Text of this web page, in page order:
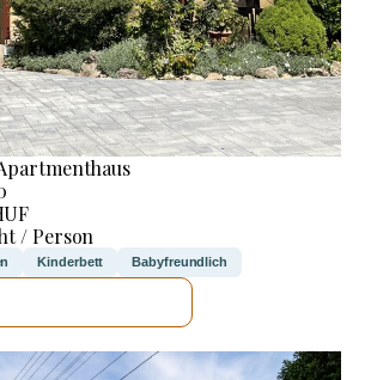
/ Person
Kinderbett Babyfreundlich